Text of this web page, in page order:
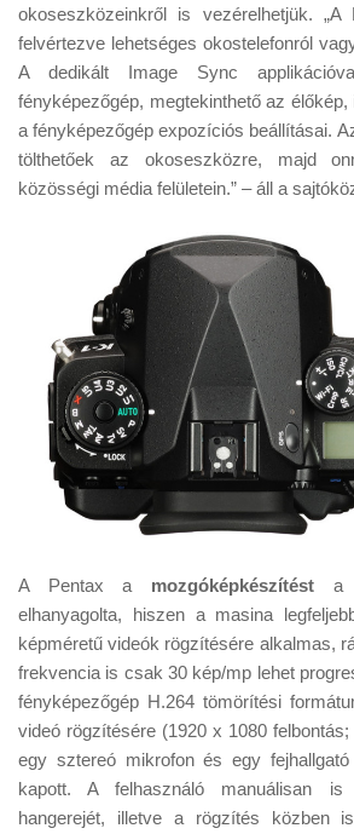
okoseszközeinkről is vezérelhetjük.
felvértezve lehetséges okostelefonról
A dedikált Image Sync
fényképezőgép, megtekinthető az
a fényképezőgép expozíciós beállításai.
tölthetőek az okoseszközre, majd
közösségi média felületein.” – áll a
A Pentax a mozgóképkészítést a
elhanyagolta, hiszen a masina
képméretű videók rögzítésére alkalmas,
frekvencia is csak 30 kép/mp lehet
fényképezőgép H.264 tömörítési
videó rögzítésére (1920 x 1080
egy sztereó mikrofon és egy
kapott. A felhasználó manuálisan
hangerejét, illetve a rögzítés közben